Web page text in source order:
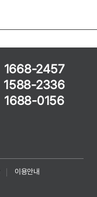
1668-2457
1588-2336
1688-0156
이용안내